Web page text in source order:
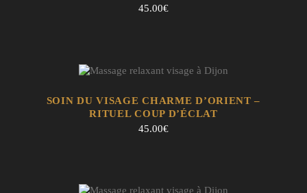
45.00€
EN SAVOIR + AJOUTER AU PANIER
SOIN DU VISAGE CHARME D’ORIENT –
RITUEL COUP D’ÉCLAT
45.00€